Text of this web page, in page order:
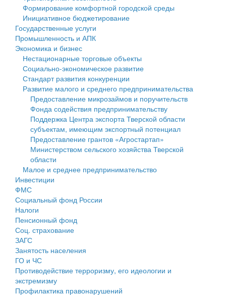
Государственные услуги
Промышленность и АПК
Экономика и бизнес
Символика
Устав
Гостям округа
Туризм
Культура
Образование
Здравоохранение
Социальная защита
Фотоальбом
муниципального округа Тверской области
Администрация Кашинского муниципального округа
Тверской области
Управление сельскими территориями
Открытые данные
Работа с обращениями граждан
Муниципальный контроль
Муниципальные услуги
Проекты административных регламентов
Антимонопольный комплаенс
Противодействие коррупции
Финансовое управление
Бюджет для граждан
Имущество
Выявление правообладателей ранее учтенных
объектов недвижимости
Имущественная поддержка субъектов малого и
среднего предпринимательства
Информационная поддержка субъектов малого и
среднего предпринимательства
Муниципальные программы
Контрольно-счетная палата
Персональные данные
Оценка регулирующего воздействия
Деятельность МУ
Формирование комфортной городской среды
Инициативное бюджетирование
Государственные услуги
Промышленность и АПК
Экономика и бизнес
Нестационарные торговые объекты
Социально-экономическое развитие
Стандарт развития конкуренции
Развитие малого и среднего предпринимательства
Предоставление микрозаймов и поручительств
Фонда содействия предпринимательству
Поддержка Центра экспорта Тверской области
субъектам, имеющим экспортный потенциал
Предоставление грантов «Агростартап»
Министерством сельского хозяйства Тверской
области
Малое и среднее предпринимательство
Инвестиции
ФМС
Социальный фонд России
Налоги
Пенсионный фонд
Соц. страхование
ЗАГС
Занятость населения
ГО и ЧС
Противодействие терроризму, его идеологии и
экстремизму
Профилактика правонарушений